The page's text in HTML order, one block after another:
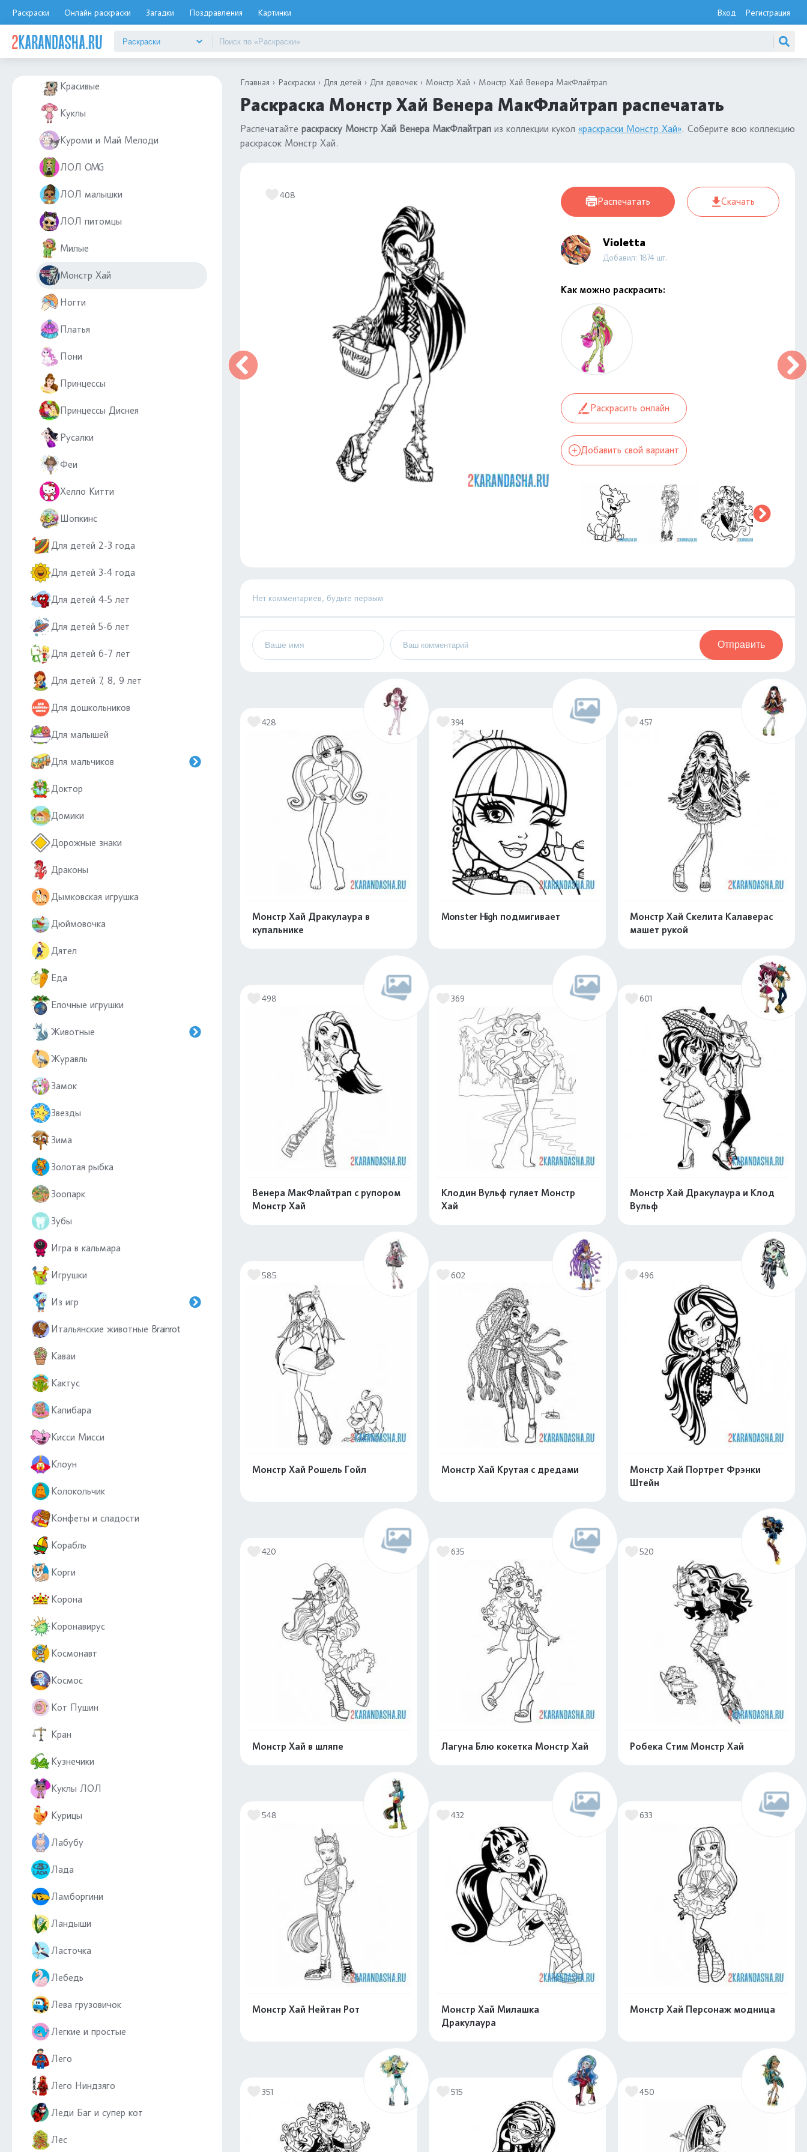
Раскраски Онлайн раскраски Загадки Поздравления Картинки Вход Регистрация
Косметика
Красивые
Куклы
Куроми и Май Мелоди
ЛОЛ OMG
ЛОЛ малышки
ЛОЛ питомцы
Милые
Монстр Хай
Ногти
Платья
Пони
Принцессы
Принцессы Диснея
Русалки
Феи
Хелло Китти
Шопкинс
Для детей 2-3 года
Для детей 3-4 года
Для детей 4-5 лет
Для детей 5-6 лет
Для детей 6-7 лет
Для детей 7, 8, 9 лет
Для дошкольников
Для малышей
Для мальчиков
Доктор
Домики
Дорожные знаки
Драконы
Дымковская игрушка
Дюймовочка
Дятел
Еда
Елочные игрушки
Животные
Журавль
Замок
Звезды
Зима
Золотая рыбка
Зоопарк
Зубы
Игра в кальмара
Игрушки
Из игр
Итальянские животные Brainrot
Каваи
Кактус
Капибара
Кисси Мисси
Клоун
Колокольчик
Конфеты и сладости
Корабль
Корги
Корона
Коронавирус
Космонавт
Космос
Кот Пушин
Кран
Кузнечики
Куклы ЛОЛ
Курицы
Лабубу
Лада
Ламборгини
Ландыши
Ласточка
Лебедь
Лева грузовичок
Легкие и простые
Лего
Лего Ниндзяго
Леди Баг и супер кот
Лес
Главная Раскраски Для детей Для девочек Монстр Хай Монстр Хай Венера МакФлайтрап
Раскраска Монстр Хай Венера МакФлайтрап распечатать
Распечатайте раскраску Монстр Хай Венера МакФлайтрап из коллекции кукол «раскраски Монстр Хай». Соберите всю коллекцию
раскрасок Монстр Хай.
408
Распечатать Скачать
Violetta
Добавил: 1874 шт.
Как можно раскрасить:
Раскрасить онлайн
Добавить свой вариант
Нет комментариев, будьте первым
Отправить
428
Монстр Хай Дракулаура в
купальнике
394
Monster High подмигивает
457
Монстр Хай Скелита Калаверас
машет рукой
498
Венера МакФлайтрап с рупором
Монстр Хай
369
Клодин Вульф гуляет Монстр
Хай
601
Монстр Хай Дракулаура и Клод
Вульф
585
Монстр Хай Рошель Гойл
602
Монстр Хай Крутая с дредами
496
Монстр Хай Портрет Фрэнки
Штейн
420
Монстр Хай в шляпе
635
Лагуна Блю кокетка Монстр Хай
520
Робека Стим Монстр Хай
548
Монстр Хай Нейтан Рот
432
Монстр Хай Милашка
Дракулаура
633
Монстр Хай Персонаж модница
351 515 450